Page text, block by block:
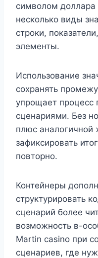
символом
несколько виды
строки,
элементы.
Использование
сохранять
упрощает процесс
сценариями. Без
плюс
зафиксировать
повторно.
Контейнеры
структурировать
сценарий более
возможность в-
Martin casino при
сценариев, где